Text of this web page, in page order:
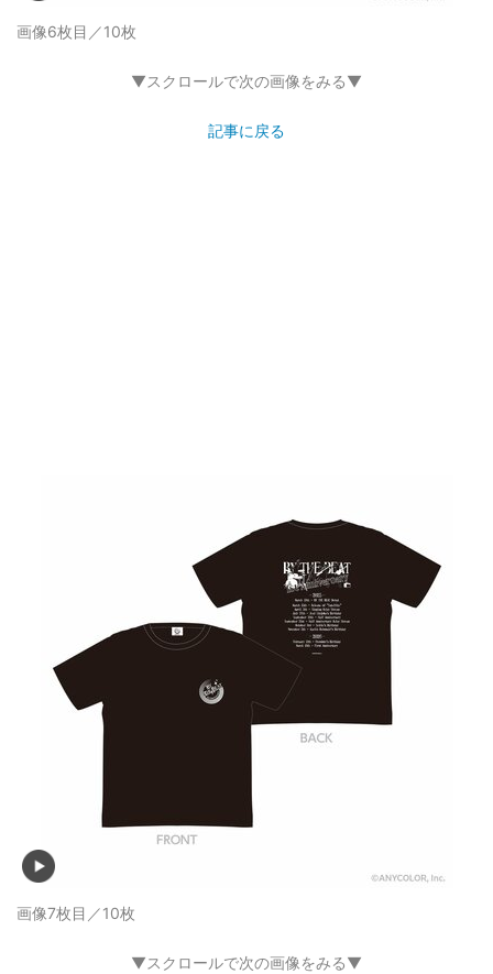
画像6枚目／10枚
▼スクロールで次の画像をみる▼
記事に戻る
画像7枚目／10枚
▼スクロールで次の画像をみる▼